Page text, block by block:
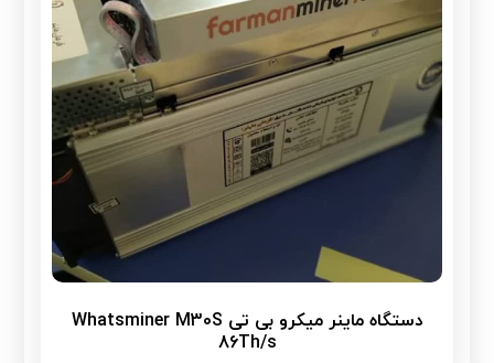
دستگاه ماینر میکرو بی تی Whatsminer M30S
86Th/s